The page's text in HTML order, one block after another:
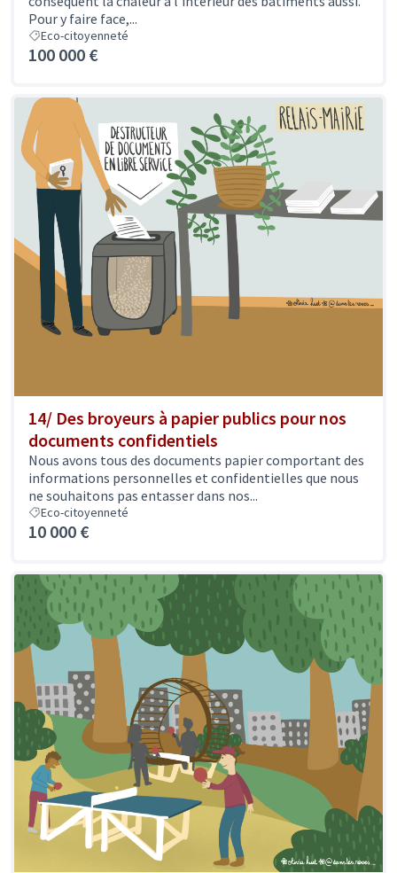
Pour y faire face,...
Eco-citoyenneté
100 000 €
14/ Des broyeurs à papier publics pour nos
documents confidentiels
Nous avons tous des documents papier comportant des
informations personnelles et confidentielles que nous
ne souhaitons pas entasser dans nos...
Eco-citoyenneté
10 000 €